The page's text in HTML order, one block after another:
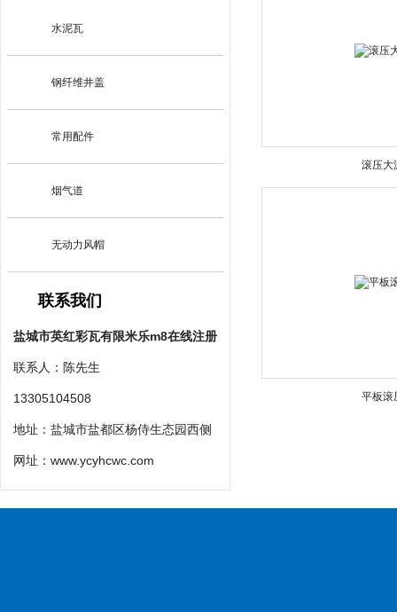
水泥瓦
钢纤维井盖
常用配件
烟气道
无动力风帽
联系我们
盐城市英红彩瓦有限米乐m8在线注册
联系人：陈先生
13305104508
地址：盐城市盐都区杨侍生态园西侧
网址： www.ycyhcwc.com
滚压大
平板滚